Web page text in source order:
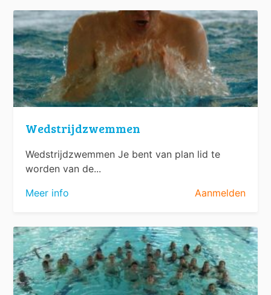
Wedstrijdzwemmen
Wedstrijdzwemmen Je bent van plan lid te
worden van de...
Meer info
Aanmelden